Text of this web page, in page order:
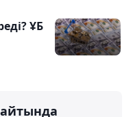
ҰБ